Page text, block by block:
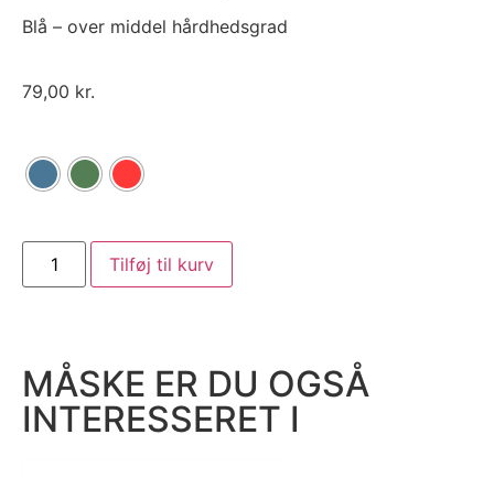
Blå – over middel hårdhedsgrad
79,00 kr.
Tilføj til kurv
MÅSKE ER DU OGSÅ
INTERESSERET I